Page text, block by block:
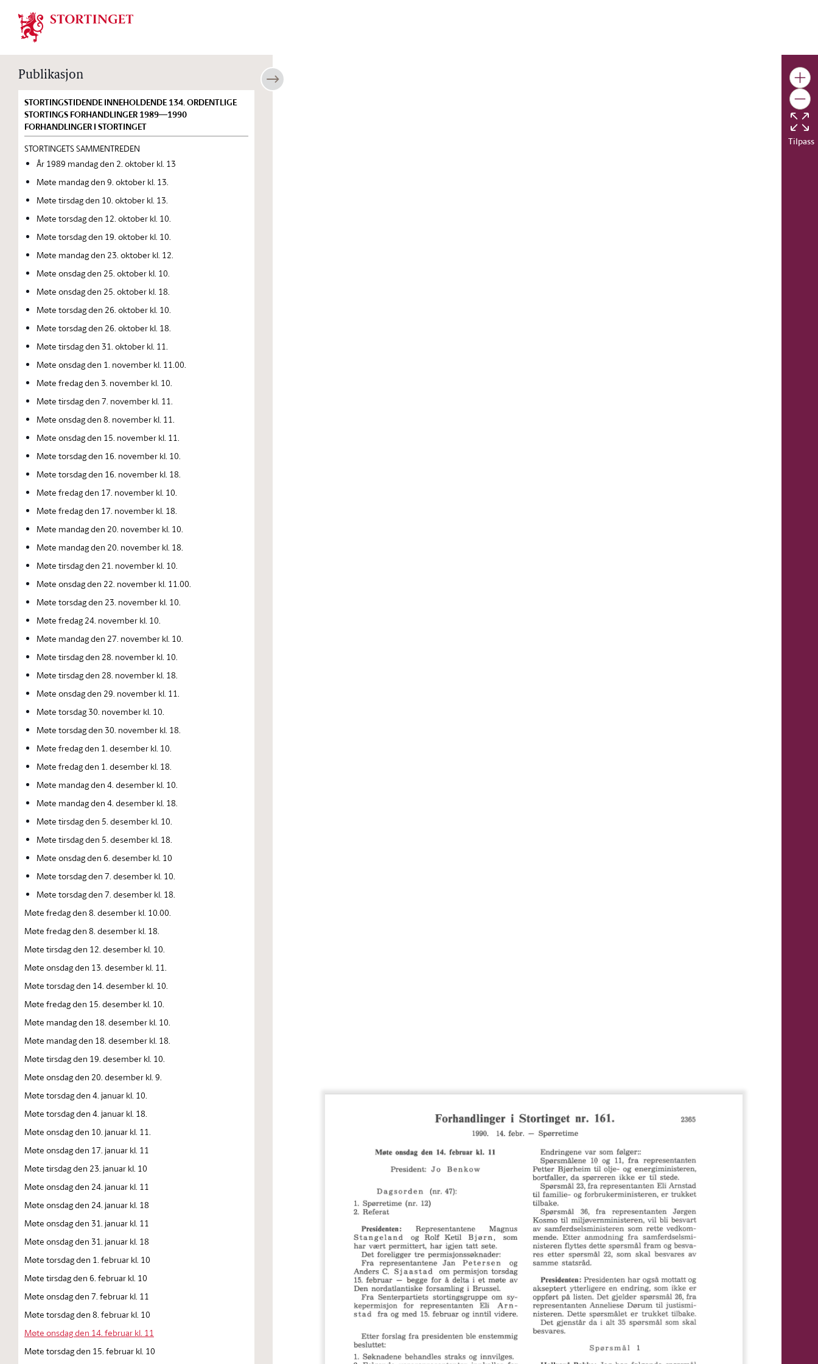
Stortinget.no
Publikasjon
STORTINGSTIDENDE INNEHOLDENDE 134. ORDENTLIGE
STORTINGS FORHANDLINGER 1989—1990
FORHANDLINGER I STORTINGET
STORTINGETS SAMMENTREDEN
År 1989 mandag den 2. oktober kl. 13
Møte mandag den 9. oktober kl. 13.
Møte tirsdag den 10. oktober kl. 13.
Møte torsdag den 12. oktober kl. 10.
Møte torsdag den 19. oktober kl. 10.
Møte mandag den 23. oktober kl. 12.
Møte onsdag den 25. oktober kl. 10.
Møte onsdag den 25. oktober kl. 18.
Møte torsdag den 26. oktober kl. 10.
Møte torsdag den 26. oktober kl. 18.
Møte tirsdag den 31. oktober kl. 11.
Møte onsdag den 1. november kl. 11.00.
Møte fredag den 3. november kl. 10.
Møte tirsdag den 7. november kl. 11.
Møte onsdag den 8. november kl. 11.
Møte onsdag den 15. november kl. 11.
Møte torsdag den 16. november kl. 10.
Møte torsdag den 16. november kl. 18.
Møte fredag den 17. november kl. 10.
Møte fredag den 17. november kl. 18.
Møte mandag den 20. november kl. 10.
Møte mandag den 20. november kl. 18.
Møte tirsdag den 21. november kl. 10.
Møte onsdag den 22. november kl. 11.00.
Møte torsdag den 23. november kl. 10.
Møte fredag 24. november kl. 10.
Møte mandag den 27. november kl. 10.
Møte tirsdag den 28. november kl. 10.
Møte tirsdag den 28. november kl. 18.
Møte onsdag den 29. november kl. 11.
Møte torsdag 30. november kl. 10.
Møte torsdag den 30. november kl. 18.
Møte fredag den 1. desember kl. 10.
Møte fredag den 1. desember kl. 18.
Møte mandag den 4. desember kl. 10.
Møte mandag den 4. desember kl. 18.
Møte tirsdag den 5. desember kl. 10.
Møte tirsdag den 5. desember kl. 18.
Møte onsdag den 6. desember kl. 10
Møte torsdag den 7. desember kl. 10.
Møte torsdag den 7. desember kl. 18.
Møte fredag den 8. desember kl. 10.00.
Møte fredag den 8. desember kl. 18.
Møte tirsdag den 12. desember kl. 10.
Møte onsdag den 13. desember kl. 11.
Møte torsdag den 14. desember kl. 10.
Møte fredag den 15. desember kl. 10.
Møte mandag den 18. desember kl. 10.
Møte mandag den 18. desember kl. 18.
Møte tirsdag den 19. desember kl. 10.
Møte onsdag den 20. desember kl. 9.
Møte torsdag den 4. januar kl. 10.
Møte torsdag den 4. januar kl. 18.
Møte onsdag den 10. januar kl. 11.
Møte onsdag den 17. januar kl. 11
Møte tirsdag den 23. januar kl. 10
Møte onsdag den 24. januar kl. 11
Møte onsdag den 24. januar kl. 18
Møte onsdag den 31. januar kl. 11
Møte onsdag den 31. januar kl. 18
Møte torsdag den 1. februar kl. 10
Møte tirsdag den 6. februar kl. 10
Møte onsdag den 7. februar kl. 11
Møte torsdag den 8. februar kl. 10
Møte onsdag den 14. februar kl. 11
Møte torsdag den 15. februar kl. 10